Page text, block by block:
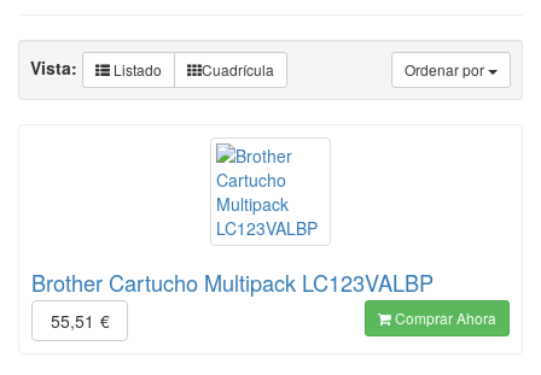
Ordenar por
Vista: Listado Cuadrícula
Brother Cartucho Multipack LC123VALBP
55,51 € Comprar Ahora